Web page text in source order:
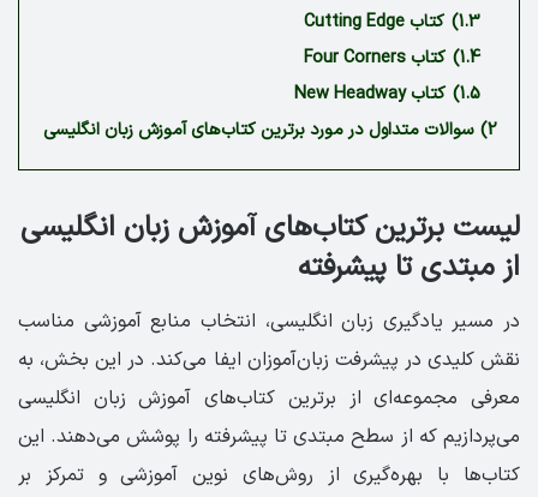
1.3) کتاب Cutting Edge
1.4) کتاب Four Corners
1.5) کتاب New Headway
2) سوالات متداول در مورد برترین کتاب‌های آموزش زبان انگلیسی
لیست برترین کتاب‌های آموزش زبان انگلیسی
از مبتدی تا پیشرفته
در مسیر یادگیری زبان انگلیسی، انتخاب منابع آموزشی مناسب
نقش کلیدی در پیشرفت زبان‌آموزان ایفا می‌کند. در این بخش، به
معرفی مجموعه‌ای از برترین کتاب‌های آموزش زبان انگلیسی
می‌پردازیم که از سطح مبتدی تا پیشرفته را پوشش می‌دهند. این
کتاب‌ها با بهره‌گیری از روش‌های نوین آموزشی و تمرکز بر